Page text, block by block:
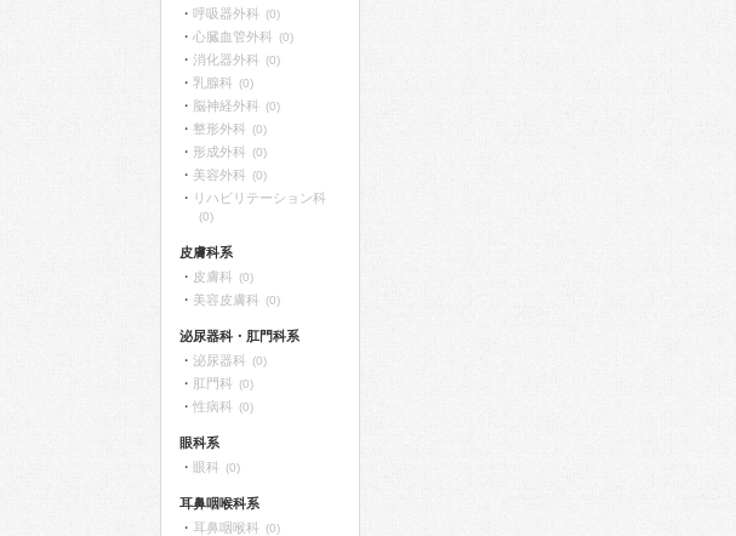
呼吸器外科 (0)
心臓血管外科 (0)
消化器外科 (0)
乳腺科 (0)
脳神経外科 (0)
整形外科 (0)
形成外科 (0)
美容外科 (0)
リハビリテーション科
(0)
皮膚科系
皮膚科 (0)
美容皮膚科 (0)
泌尿器科・肛門科系
泌尿器科 (0)
肛門科 (0)
性病科 (0)
眼科系
眼科 (0)
耳鼻咽喉科系
耳鼻咽喉科 (0)